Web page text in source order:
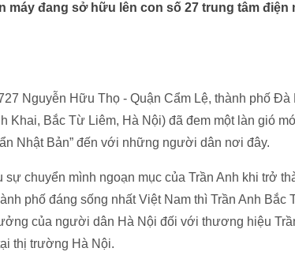
máy đang sở hữu lên con số 27 trung tâm điện
Nguyễn Hữu Thọ - Quận Cẩm Lệ, thành phố Đà
Khai, Bắc Từ Liêm, Hà Nội) đã đem một làn gió
Nhật Bản” đến với những người dân nơi đây.
chuyển mình ngoạn mục của Trần Anh khi trở
phố đáng sống nhất Việt Nam thì Trần Anh Bắc
của người dân Hà Nội đối với thương hiệu
thị trường Hà Nội.